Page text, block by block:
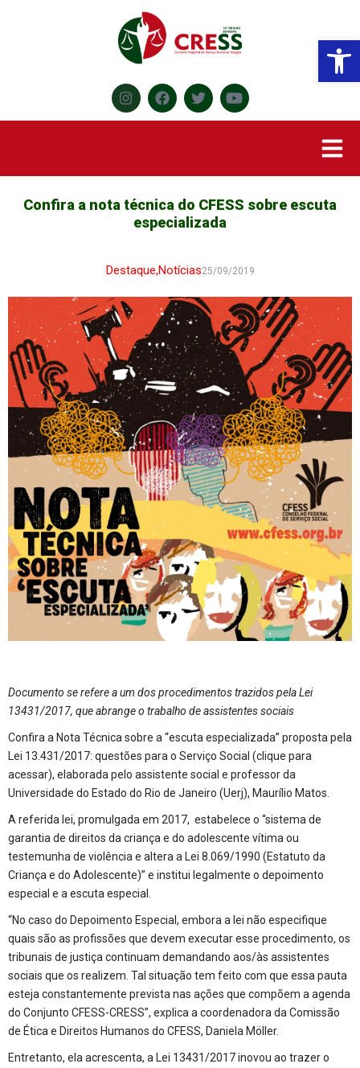
Confira a nota técnica do CFESS sobre escuta
especializada
Destaque,Notícias25/09/2019
Documento se refere a um dos procedimentos trazidos pela Lei
13431/2017, que abrange o trabalho de assistentes sociais
Confira a Nota Técnica sobre a “escuta especializada” proposta pela
Lei 13.431/2017: questões para o Serviço Social (clique para
acessar), elaborada pelo assistente social e professor da
Universidade do Estado do Rio de Janeiro (Uerj), Maurílio Matos.
A referida lei, promulgada em 2017, estabelece o “sistema de
garantia de direitos da criança e do adolescente vítima ou
testemunha de violência e altera a Lei 8.069/1990 (Estatuto da
Criança e do Adolescente)” e institui legalmente o depoimento
especial e a escuta especial.
“No caso do Depoimento Especial, embora a lei não especifique
quais são as profissões que devem executar esse procedimento, os
tribunais de justiça continuam demandando aos/às assistentes
sociais que os realizem. Tal situação tem feito com que essa pauta
esteja constantemente prevista nas ações que compõem a agenda
do Conjunto CFESS-CRESS”, explica a coordenadora da Comissão
de Ética e Direitos Humanos do CFESS, Daniela Möller.
Entretanto, ela acrescenta, a Lei 13431/2017 inovou ao trazer o